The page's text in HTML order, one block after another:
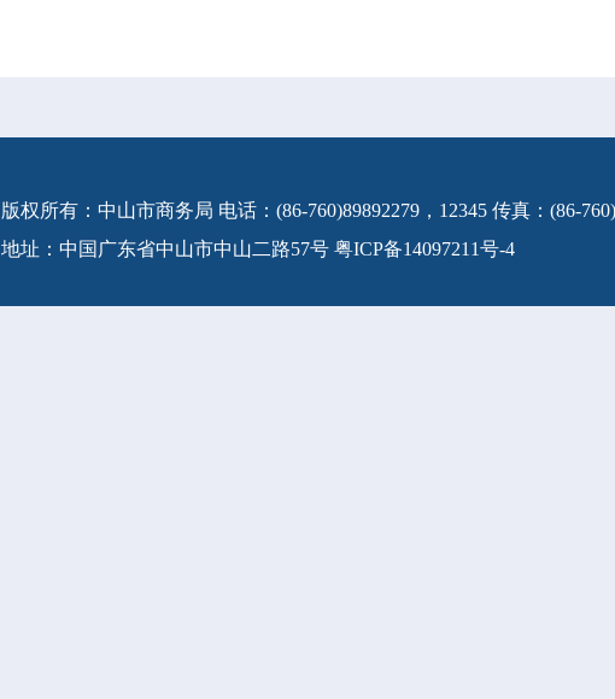
版权所有：中山市商务局 电话：(86-760)89892279，12345 传真：(86-
地址：中国广东省中山市中山二路57号 粤ICP备14097211号-4